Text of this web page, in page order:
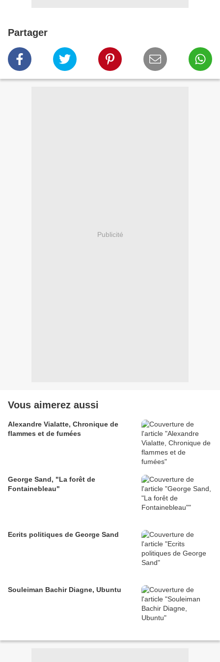
Partager
Publicité
Vous aimerez aussi
Alexandre Vialatte, Chronique de
flammes et de fumées
George Sand, "La forêt de
Fontainebleau"
Ecrits politiques de George Sand
Souleiman Bachir Diagne, Ubuntu